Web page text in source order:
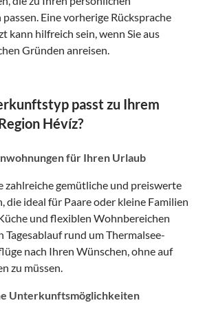
Eine vorherige Rücksprache
kann hilfreich sein, wenn Sie aus
Gründen anreisen.
passt zu Ihrem
Hévíz?
für Ihren Urlaub
zahlreiche gemütliche und preiswerte
die ideal für Paare oder kleine Familien
und flexiblen Wohnbereichen
Tagesablauf rund um Thermalsee-
nach Ihren Wünschen, ohne auf
zu müssen.
Unterkunftsmöglichkeiten